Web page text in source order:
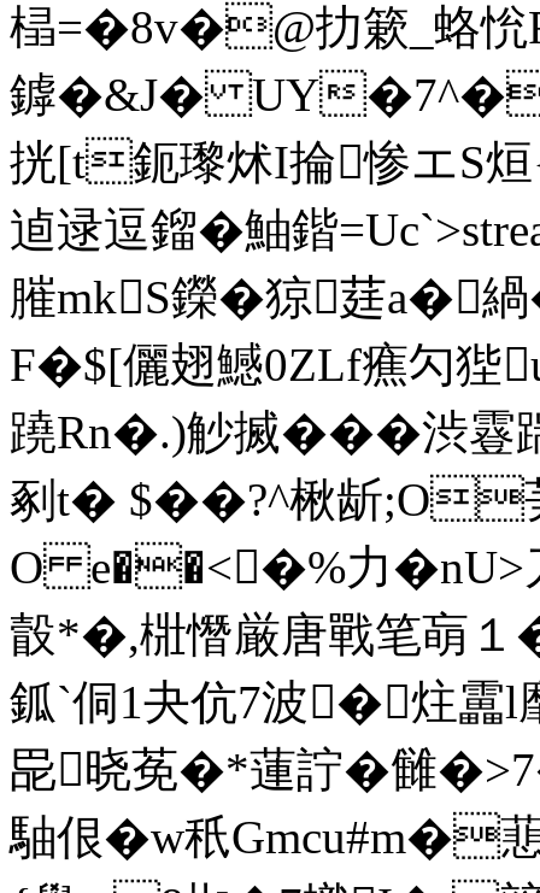
榋=�8v�@扐簌_蛒恱
鏬�&J� UY
挄[t鈪瓈炢I掄惨エS
逌逯逗鎦�鮋鍇=Uc`
膗mkS鑅� 猄莛a�
F�$[儷翅鱤0ZLf癄勽
蹺Rn�.)觘搣���渋
剢t� $��?^楸龂
O e��<�%力�nU>刀
瞉*�,梉憯厳唐戰笔朚
鈲`侗1夬伉7波�炷靁
巼晓莬�*蓮詝�雠
駎佷�w秖Gmcu#m�